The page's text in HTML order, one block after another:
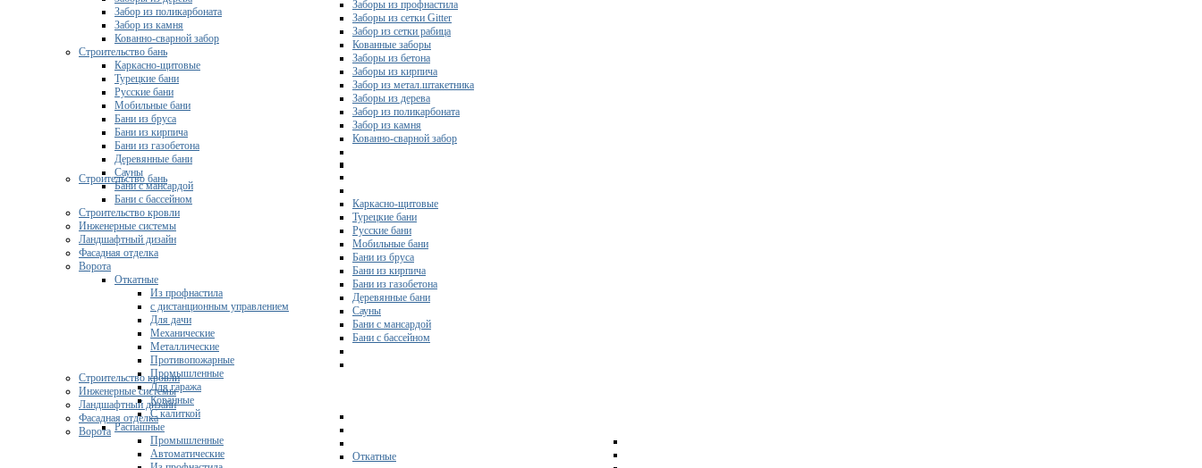
Заборы из профнастила
Заборы из сетки Gitter
Забор из сетки рабица
Кованные заборы
Заборы из бетона
Заборы из кирпича
Забор из метал.штакетника
Заборы из дерева
Забор из поликарбоната
Забор из камня
Кованно-сварной забор
Строительство бань
Каркасно-щитовые
Турецкие бани
Русские бани
Мобильные бани
Бани из бруса
Бани из кирпича
Бани из газобетона
Деревянные бани
Сауны
Бани с мансардой
Бани с бассейном
Строительство кровли
Инженерные системы
Ландшафтный дизайн
Фасадная отделка
Ворота
Откатные
Забор из поликарбоната
Забор из камня
Кованно-сварной забор
Строительство бань
Каркасно-щитовые
Турецкие бани
Русские бани
Мобильные бани
Бани из бруса
Бани из кирпича
Бани из газобетона
Деревянные бани
Сауны
Бани с мансардой
Бани с бассейном
Строительство кровли
Инженерные системы
Ландшафтный дизайн
Фасадная отделка
Ворота
Откатные
Из профнастила
с дистанционным управлением
Для дачи
Механические
Металлические
Противопожарные
Промышленные
Для гаража
Кованные
С калиткой
Распашные
Промышленные
Автоматические